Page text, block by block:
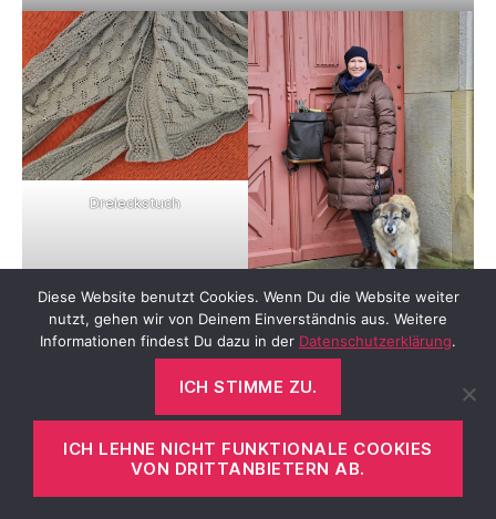
Dreieckstuch
Daunenmantel aka mobile
Bettdecke & Chelsea Boots
Diese Website benutzt Cookies. Wenn Du die Website weiter
nutzt, gehen wir von Deinem Einverständnis aus. Weitere
Informationen findest Du dazu in der Datenschutzerklärung.
ICH STIMME ZU.
ICH LEHNE NICHT FUNKTIONALE COOKIES
VON DRITTANBIETERN AB.